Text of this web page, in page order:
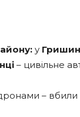
у
– цивільне
–